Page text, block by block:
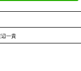
辺一貴